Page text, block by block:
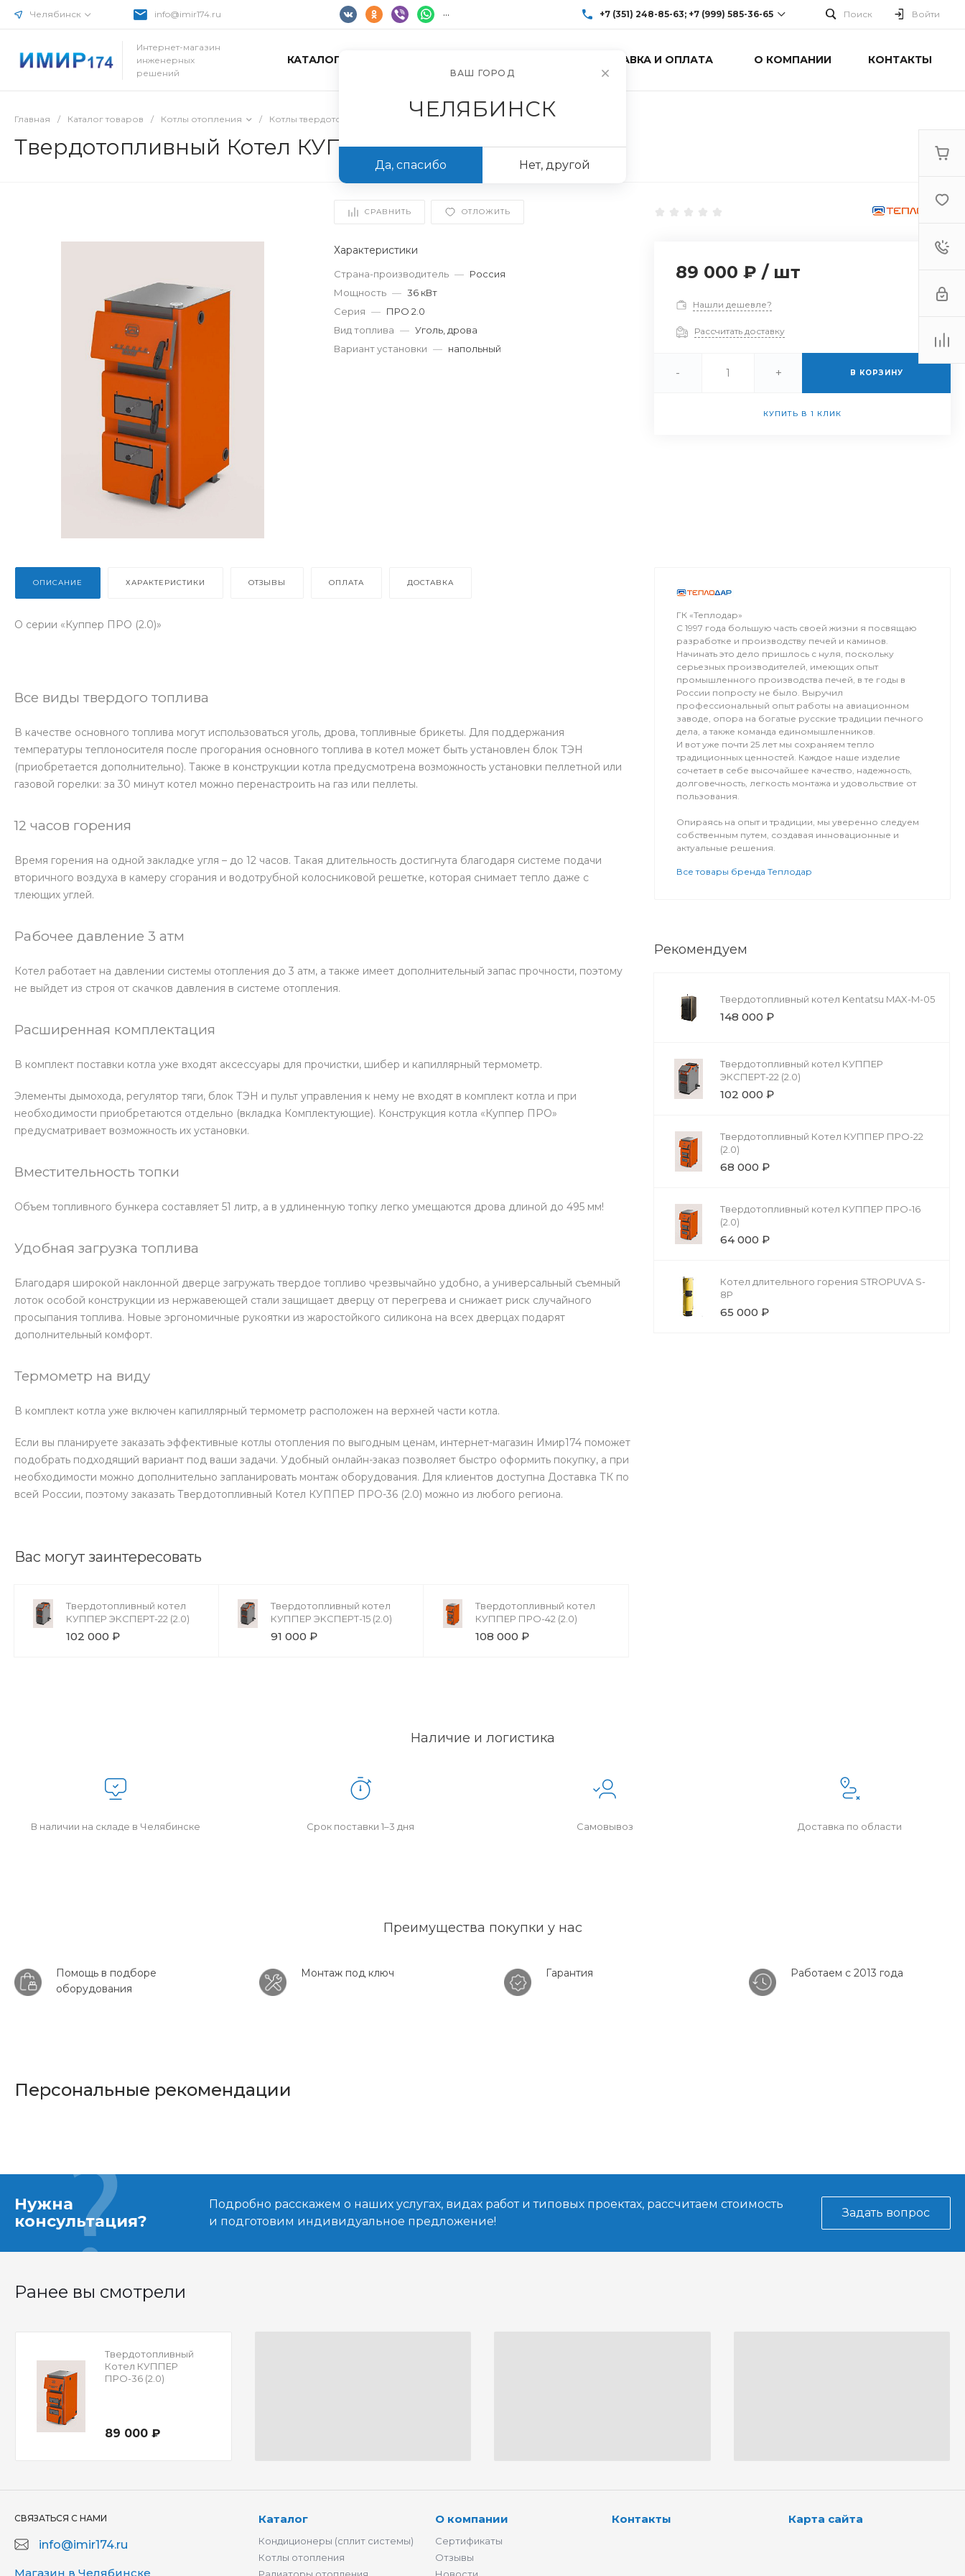
Челябинск info@imir174.ru ... +7 (351) 248-85-63; +7 (999) 585-36-65
+7 (351) 248-85-63; +7 (999) 585-36-65
Поиск Войти
Интернет-магазин
инженерных
решений
КАТАЛОГ ТОВАРОВ ДОСТАВКА И ОПЛАТА О КОМПАНИИ КОНТАКТЫ
Главная / Каталог товаров / Котлы отопления / Котлы твердотопливные Твердотопливный Котел КУППЕР ПРО-36 (2.0)
Твердотопливный Котел КУППЕР ПРО-36 (2.0)
СРАВНИТЬ ОТЛОЖИТЬ
Характеристики
Страна-производитель — Россия
Мощность — 36 кВт
Серия — ПРО 2.0
Вид топлива — Уголь, дрова
Вариант установки — напольный
89 000 ₽ / шт
Нашли дешевле?
Рассчитать доставку
- + В КОРЗИНУ
КУПИТЬ В 1 КЛИК
ОПИСАНИЕ ХАРАКТЕРИСТИКИ ОТЗЫВЫ ОПЛАТА ДОСТАВКА
О серии «Куппер ПРО (2.0)»
Все виды твердого топлива
В качестве основного топлива могут использоваться уголь, дрова, топливные брикеты. Для поддержания
температуры теплоносителя после прогорания основного топлива в котел может быть установлен блок ТЭН
(приобретается дополнительно). Также в конструкции котла предусмотрена возможность установки пеллетной или
газовой горелки: за 30 минут котел можно перенастроить на газ или пеллеты.
12 часов горения
Время горения на одной закладке угля – до 12 часов. Такая длительность достигнута благодаря системе подачи
вторичного воздуха в камеру сгорания и водотрубной колосниковой решетке, которая снимает тепло даже с
тлеющих углей.
Рабочее давление 3 атм
Котел работает на давлении системы отопления до 3 атм, а также имеет дополнительный запас прочности, поэтому
не выйдет из строя от скачков давления в системе отопления.
Расширенная комплектация
В комплект поставки котла уже входят аксессуары для прочистки, шибер и капиллярный термометр.
Элементы дымохода, регулятор тяги, блок ТЭН и пульт управления к нему не входят в комплект котла и при
необходимости приобретаются отдельно (вкладка Комплектующие). Конструкция котла «Куппер ПРО»
предусматривает возможность их установки.
Вместительность топки
Объем топливного бункера составляет 51 литр, а в удлиненную топку легко умещаются дрова длиной до 495 мм!
Удобная загрузка топлива
Благодаря широкой наклонной дверце загружать твердое топливо чрезвычайно удобно, а универсальный съемный
лоток особой конструкции из нержавеющей стали защищает дверцу от перегрева и снижает риск случайного
просыпания топлива. Новые эргономичные рукоятки из жаростойкого силикона на всех дверцах подарят
дополнительный комфорт.
Термометр на виду
В комплект котла уже включен капиллярный термометр расположен на верхней части котла.
Если вы планируете заказать эффективные котлы отопления по выгодным ценам, интернет-магазин Имир174 поможет
подобрать подходящий вариант под ваши задачи. Удобный онлайн-заказ позволяет быстро оформить покупку, а при
необходимости можно дополнительно запланировать монтаж оборудования. Для клиентов доступна Доставка ТК по
всей России, поэтому заказать Твердотопливный Котел КУППЕР ПРО-36 (2.0) можно из любого региона.
Вас могут заинтересовать
Твердотопливный котел
КУППЕР ЭКСПЕРТ-22 (2.0)
102 000 ₽
Твердотопливный котел
КУППЕР ЭКСПЕРТ-15 (2.0)
91 000 ₽
Твердотопливный котел
КУППЕР ПРО-42 (2.0)
108 000 ₽
ГК «Теплодар»
С 1997 года большую часть своей жизни я посвящаю
разработке и производству печей и каминов.
Начинать это дело пришлось с нуля, поскольку
серьезных производителей, имеющих опыт
промышленного производства печей, в те годы в
России попросту не было. Выручил
профессиональный опыт работы на авиационном
заводе, опора на богатые русские традиции печного
дела, а также команда единомышленников.
И вот уже почти 25 лет мы сохраняем тепло
традиционных ценностей. Каждое наше изделие
сочетает в себе высочайшее качество, надежность,
долговечность, легкость монтажа и удовольствие от
пользования.
Опираясь на опыт и традиции, мы уверенно следуем
собственным путем, создавая инновационные и
актуальные решения.
Все товары бренда Теплодар
Рекомендуем
Твердотопливный котел Kentatsu MAX-M-05
148 000 ₽
Твердотопливный котел КУППЕР
ЭКСПЕРТ-22 (2.0)
102 000 ₽
Твердотопливный Котел КУППЕР ПРО-22
(2.0)
68 000 ₽
Твердотопливный котел КУППЕР ПРО-16
(2.0)
64 000 ₽
Котел длительного горения STROPUVA S-
8Р
65 000 ₽
Наличие и логистика
В наличии на складе в Челябинске Срок поставки 1–3 дня Самовывоз Доставка по области
Преимущества покупки у нас
Помощь в подборе
оборудования
Монтаж под ключ Гарантия Работаем с 2013 года
Персональные рекомендации
Нужна
консультация?
Подробно расскажем о наших услугах, видах работ и типовых проектах, рассчитаем стоимость
и подготовим индивидуальное предложение!
Задать вопрос
Ранее вы смотрели
Твердотопливный
Котел КУППЕР
ПРО-36 (2.0)
89 000 ₽
СВЯЗАТЬСЯ С НАМИ
info@imir174.ru
Магазин в Челябинске
Каталог
Кондиционеры (сплит системы)
Котлы отопления
О компании
Сертификаты
Отзывы
Контакты Карта сайта
ВАШ ГОРОД
ЧЕЛЯБИНСК
Да, спасибо Нет, другой